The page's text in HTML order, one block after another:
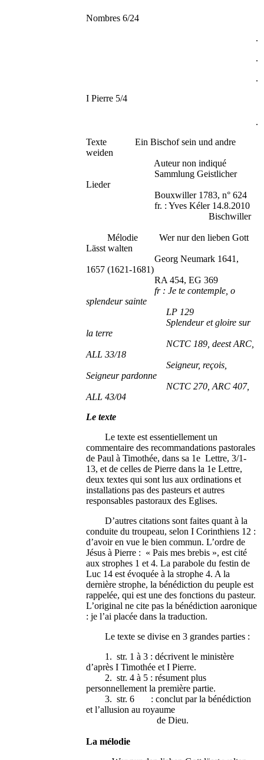
Nombres 6/24
.
.
.
I Pierre 5/4
.
Texte Ein Bischof sein und andre
weiden
Auteur non indiqué
Sammlung Geistlicher
Lieder
Bouxwiller 1783, n° 624
fr. : Yves Kéler 14.8.2010
Bischwiller
Mélodie Wer nur den lieben Gott
Lässt walten
Georg Neumark 1641,
1657 (1621-1681)
RA 454, EG 369
fr : Je te contemple, o
splendeur sainte
LP 129
Splendeur et gloire sur
la terre
NCTC 189, deest ARC,
ALL 33/18
Seigneur, reçois,
Seigneur pardonne
NCTC 270, ARC 407,
ALL 43/04
Le texte
Le texte est essentiellement un
commentaire des recommandations pastorales
de Paul à Timothée, dans sa 1e Lettre, 3/1-
13, et de celles de Pierre dans la 1e Lettre,
deux textes qui sont lus aux ordinations et
installations pas des pasteurs et autres
responsables pastoraux des Eglises.
D’autres citations sont faites quant à la
conduite du troupeau, selon I Corinthiens 12 :
d’avoir en vue le bien commun. L’ordre de
Jésus à Pierre : « Pais mes brebis », est cité
aux strophes 1 et 4. La parabole du festin de
Luc 14 est évoquée à la strophe 4. A la
dernière strophe, la bénédiction du peuple est
rappelée, qui est une des fonctions du pasteur.
L’original ne cite pas la bénédiction aaronique
: je l’ai placée dans la traduction.
Le texte se divise en 3 grandes parties :
1. str. 1 à 3 : décrivent le ministère
d’après I Timothée et I Pierre.
2. str. 4 à 5 : résument plus
personnellement la première partie.
3. str. 6 : conclut par la bénédiction
et l’allusion au royaume
de Dieu.
La mélodie